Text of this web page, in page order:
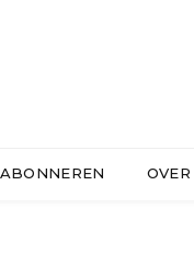
ABONNEREN